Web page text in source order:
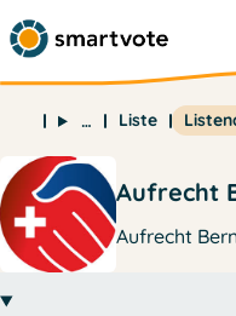
… Liste
Aufrecht
Aufrecht